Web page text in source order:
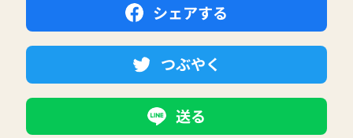
シェアする
つぶやく
送る